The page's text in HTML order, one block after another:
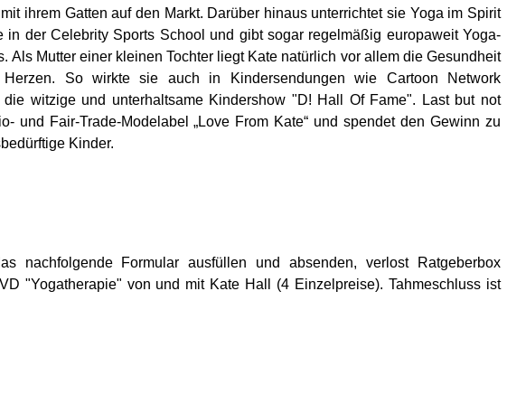
ihrem Gatten auf den Markt. Darüber hinaus unterrichtet sie Yoga im Spirit
in der Celebrity Sports School und gibt sogar regelmäßig europaweit Yoga-
Als Mutter einer kleinen Tochter liegt Kate natürlich vor allem die Gesundheit
So wirkte sie auch in Kindersendungen wie Cartoon Network
die witzige und unterhaltsame Kindershow "D! Hall Of Fame". Last but not
und Fair-Trade-Modelabel „Love From Kate“ und spendet den Gewinn zu
Kinder.
nachfolgende Formular ausfüllen und absenden, verlost Ratgeberbox
"Yogatherapie" von und mit Kate Hall (4 Einzelpreise). Tahmeschluss ist